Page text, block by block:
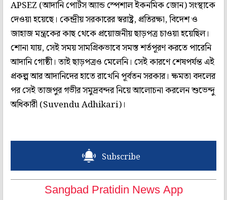
APSEZ (আদানি পোর্টস অ্যান্ড স্পেশাল ইকনমিক জোন) সংস্থাকে
দেওয়া হয়েছে। কেন্দ্রীয় সরকারের স্বরাষ্ট্র, প্রতিরক্ষা, বিদেশ ও
জাহাজ মন্ত্রকের কাছ থেকে প্রয়োজনীয় ছাড়পত্র চাওয়া হয়েছিল।
শোনা যায়, সেই সময় সামগ্রিকভাবে সমস্ত শর্তপূরণ করতে পারেনি
আদানি গোষ্ঠী। তাই ছাড়পত্রও মেলেনি। সেই কারণে শেষপর্যন্ত এই
প্রকল্প আর আদানিদের হাতে রাখেনি পূর্বতন সরকার। ক্ষমতা বদলের
পর সেই তাজপুর গভীর সমুদ্রবন্দর নিয়ে আলোচনা করলেন শুভেন্দু
অধিকারী (Suvendu Adhikari)।
Subscribe
Sangbad Pratidin News App